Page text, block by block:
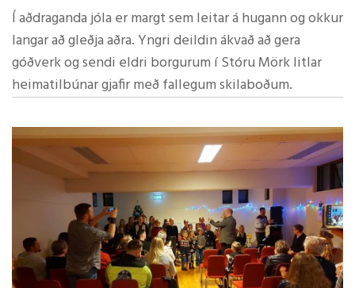
Í aðdraganda jóla er margt sem leitar á hugann og okkur
langar að gleðja aðra. Yngri deildin ákvað að gera
góðverk og sendi eldri borgurum í Stóru Mörk litlar
heimatilbúnar gjafir með fallegum skilaboðum.